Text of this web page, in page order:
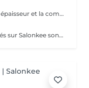
Les prix peuvent varier selon longueurs, épaisseur et la complexité du travail.
Veuillez prendre note que les prix indiqués sur Salonkee sont communiqués à titre informatif et s'entendent de base. Ces derniers sont susceptibles de varier selon le diagnostic réalisé à votre arrivée au salon et l'expertise du professionnel à qui vous confiez votre beauté. Dans tous les cas, un devis précis vous sera proposé et toutes réalisations de prestations seront effectuées avec votre accord. Un grand merci d'avance pour votre compréhension. Au plaisir de vous revoir très vite.